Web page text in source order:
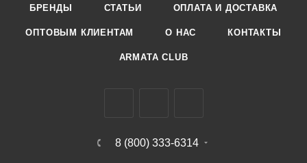
БРЕНДЫ СТАТЬИ ОПЛАТА И ДОСТАВКА
ОПТОВЫМ КЛИЕНТАМ О НАС КОНТАКТЫ
ARMATA CLUB
8 (800) 333-6314